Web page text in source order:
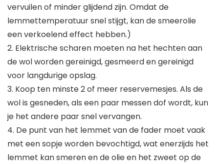
vervuilen of minder glijdend zijn. Omdat de
lemmettemperatuur snel stijgt, kan de smeerolie
een verkoelend effect hebben.)
2. Elektrische scharen moeten na het hechten aan
de wol worden gereinigd, gesmeerd en gereinigd
voor langdurige opslag.
3. Koop ten minste 2 of meer reservemesjes. Als de
wol is gesneden, als een paar messen dof wordt, kun
je het andere paar snel vervangen.
4. De punt van het lemmet van de fader moet vaak
met een sopje worden bevochtigd, wat enerzijds het
lemmet kan smeren en de olie en het zweet op de